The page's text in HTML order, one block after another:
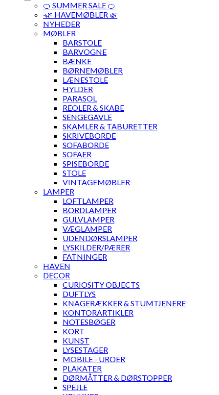
🍊 SUMMER SALE 🍊
·🌿 HAVEMØBLER 🌿
NYHEDER
MØBLER
BARSTOLE
BARVOGNE
BÆNKE
BØRNEMØBLER
LÆNESTOLE
HYLDER
PARASOL
REOLER & SKABE
SENGEGAVLE
SKAMLER & TABURETTER
SKRIVEBORDE
SOFABORDE
SOFAER
SPISEBORDE
STOLE
VINTAGEMØBLER
LAMPER
LOFTLAMPER
BORDLAMPER
GULVLAMPER
VÆGLAMPER
UDENDØRSLAMPER
LYSKILDER/PÆRER
FATNINGER
HAVEN
DECOR
CURIOSITY OBJECTS
DUFTLYS
KNAGERÆKKER & STUMTJENERE
KONTORARTIKLER
NOTESBØGER
KORT
KUNST
LYSESTAGER
MOBILE - UROER
PLAKATER
DØRMÅTTER & DØRSTOPPER
SPEJLE